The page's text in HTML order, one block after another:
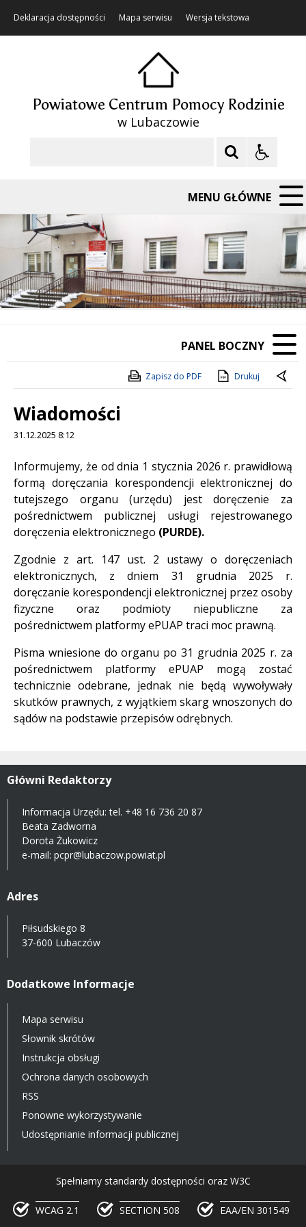
Deklaracja dostępności Mapa serwisu Wersja tekstowa
Powiatowe Centrum Pomocy Rodzinie
w Lubaczowie
MENU GŁÓWNE
PANEL BOCZNY
Zapisz do PDF Drukuj
Wiadomości
31.12.2025 8:12
Treść
Informujemy, że od dnia 1 stycznia 2026 r. prawidłową
formą doręczania korespondencji elektronicznej do
tutejszego organu (urzędu) jest doręczenie za
pośrednictwem publicznej usługi rejestrowanego
doręczenia elektronicznego (PURDE).
Zgodnie z art. 147 ust. 2 ustawy o doręczeniach
elektronicznych, z dniem 31 grudnia 2025 r.
doręczanie korespondencji elektronicznej przez osoby
fizyczne oraz podmioty niepubliczne za
pośrednictwem platformy ePUAP traci moc prawną.
Pisma wniesione do organu po 31 grudnia 2025 r. za
pośrednictwem platformy ePUAP mogą zostać
technicznie odebrane, jednak nie będą wywoływały
skutków prawnych, z wyjątkiem skarg wnoszonych do
sądów na podstawie przepisów odrębnych.
Główni Redaktorzy
Informacja Urzędu: tel. +48 16 736 20 87
Beata Zadworna
Dorota Żukowicz
e-mail: pcpr@lubaczow.powiat.pl
Adres
Piłsudskiego 8
37-600 Lubaczów
Dodatkowe Informacje
Mapa serwisu
Słownik skrótów
Instrukcja obsługi
Ochrona danych osobowych
RSS
Ponowne wykorzystywanie
Udostępnianie informacji publicznej
Spełniamy standardy dostępności oraz W3C
WCAG 2.1 SECTION 508 EAA/EN 301549